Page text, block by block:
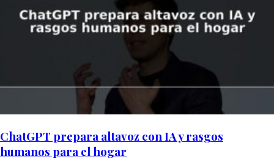
ChatGPT prepara altavoz con IA y rasgos
humanos para el hogar